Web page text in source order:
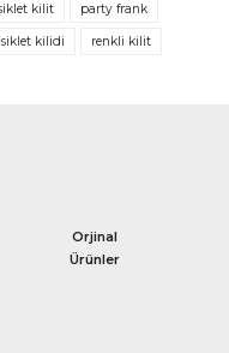
kilit party frank
kilidi renkli kilit
Orjinal
Ürünler